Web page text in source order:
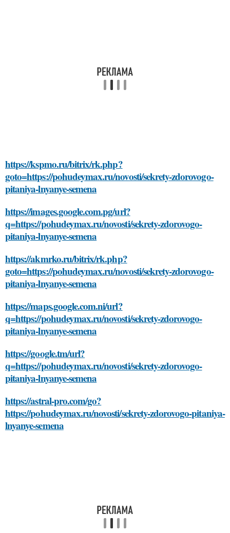
https://kspmo.ru/bitrix/rk.php?
goto=https://pohudeymax.ru/novosti/sekrety-zdorovogo-
pitaniya-lnyanye-semena
https://images.google.com.pg/url?
q=https://pohudeymax.ru/novosti/sekrety-zdorovogo-
pitaniya-lnyanye-semena
https://akmrko.ru/bitrix/rk.php?
goto=https://pohudeymax.ru/novosti/sekrety-zdorovogo-
pitaniya-lnyanye-semena
https://maps.google.com.ni/url?
q=https://pohudeymax.ru/novosti/sekrety-zdorovogo-
pitaniya-lnyanye-semena
https://google.tm/url?
q=https://pohudeymax.ru/novosti/sekrety-zdorovogo-
pitaniya-lnyanye-semena
https://astral-pro.com/go?
https://pohudeymax.ru/novosti/sekrety-zdorovogo-pitaniya-
lnyanye-semena